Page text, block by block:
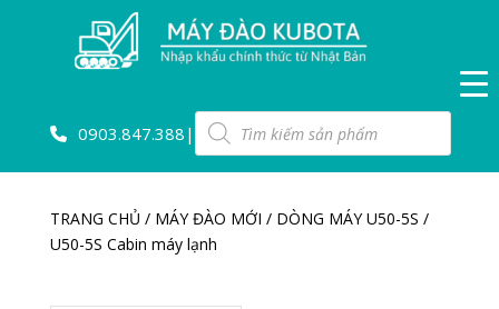
0903.847.388 |
Tìm
kiếm
sản
phẩm
TRANG CHỦ / MÁY ĐÀO MỚI / DÒNG MÁY U50-5S /
U50-5S Cabin máy lạnh